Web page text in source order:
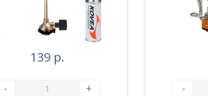
139 р.
- + -